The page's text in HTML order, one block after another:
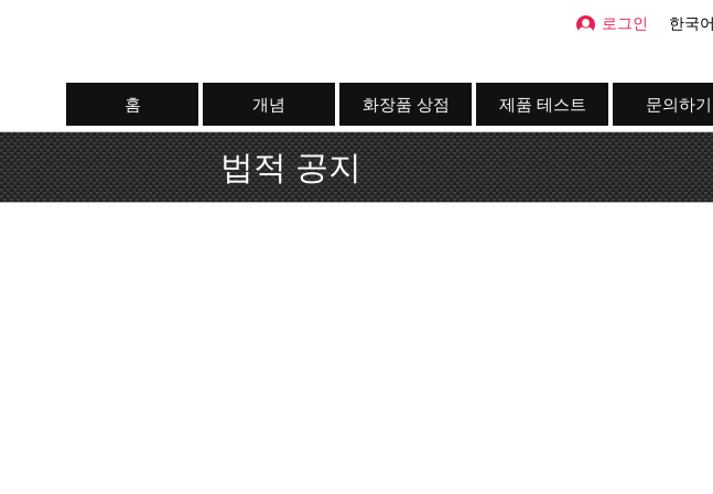
홈 개념 화장품 상점 제품 테스트 문의하기
로그인 한국어
법적 공지